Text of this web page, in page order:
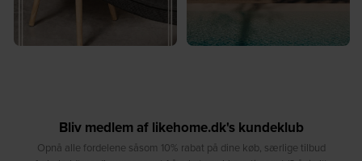
Bliv medlem af likehome.dk's kundeklub
Opnå alle fordelene såsom 10% rabat på dine køb, særlige tilbud